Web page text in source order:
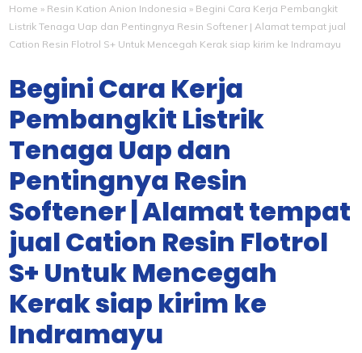
Home » Resin Kation Anion Indonesia » Begini Cara Kerja Pembangkit
Listrik Tenaga Uap dan Pentingnya Resin Softener | Alamat tempat jual
Cation Resin Flotrol S+ Untuk Mencegah Kerak siap kirim ke Indramayu
Begini Cara Kerja
Pembangkit Listrik
Tenaga Uap dan
Pentingnya Resin
Softener | Alamat tempat
jual Cation Resin Flotrol
S+ Untuk Mencegah
Kerak siap kirim ke
Indramayu